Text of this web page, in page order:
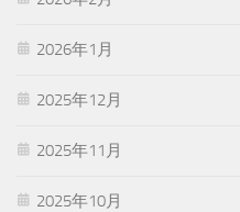
2026年1月
2025年12月
2025年11月
2025年10月